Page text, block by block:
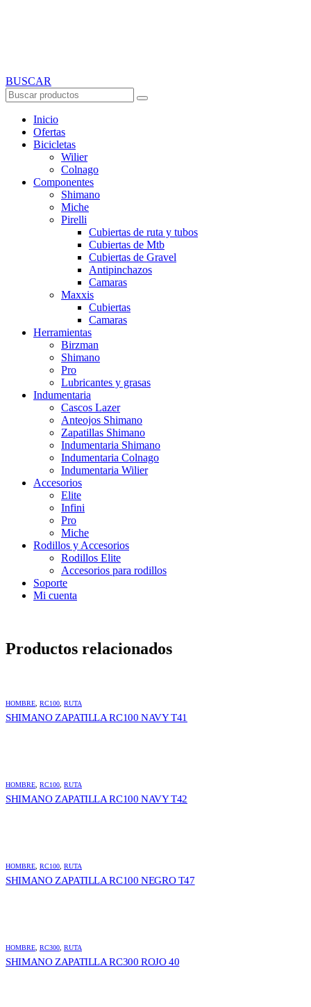
BUSCAR
Inicio
Ofertas
Bicicletas
Wilier
Colnago
Componentes
Shimano
Miche
Pirelli
Cubiertas de ruta y tubos
Cubiertas de Mtb
Cubiertas de Gravel
Antipinchazos
Camaras
Maxxis
Cubiertas
Camaras
Herramientas
Birzman
Shimano
Pro
Lubricantes y grasas
Indumentaria
Cascos Lazer
Anteojos Shimano
Zapatillas Shimano
Indumentaria Shimano
Indumentaria Colnago
Indumentaria Wilier
Accesorios
Elite
Infini
Pro
Miche
Rodillos y Accesorios
Rodillos Elite
Accesorios para rodillos
Soporte
Mi cuenta
Productos relacionados
HOMBRE RC100 RUTA
SHIMANO ZAPATILLA RC100 NAVY T41
HOMBRE RC100 RUTA
SHIMANO ZAPATILLA RC100 NAVY T42
HOMBRE RC100 RUTA
SHIMANO ZAPATILLA RC100 NEGRO T47
HOMBRE RC300 RUTA
SHIMANO ZAPATILLA RC300 ROJO 40